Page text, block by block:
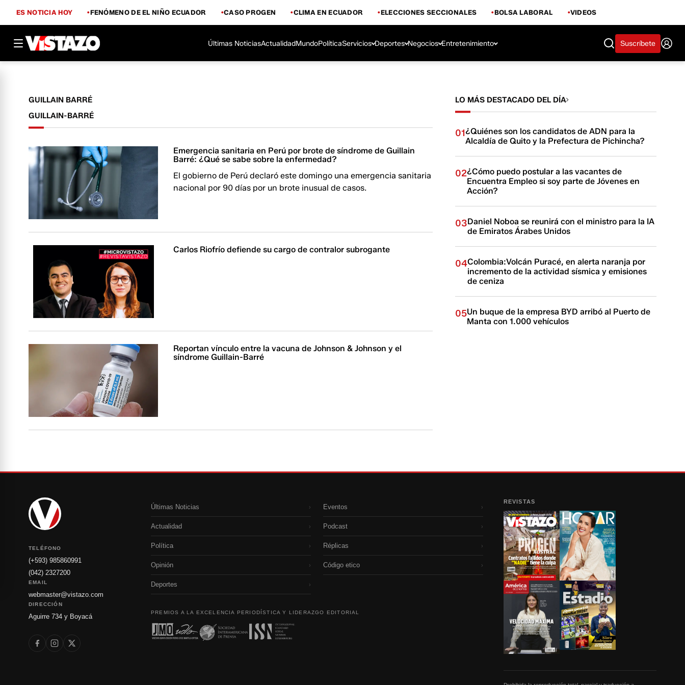
ES NOTICIA HOY FENÓMENO DE EL NIÑO ECUADOR CASO PROGEN CLIMA EN ECUADOR ELECCIONES SECCIONALES BOLSA LABORAL VIDEOS
Últimas NoticiasActualidadMundoPolíticaServicios Deportes Negocios Entretenimiento Suscríbete
GUILLAIN BARRÉ
GUILLAIN-BARRÉ
Emergencia sanitaria en Perú por brote de síndrome de Guillain
Barré: ¿Qué se sabe sobre la enfermedad?
El gobierno de Perú declaró este domingo una emergencia sanitaria
nacional por 90 días por un brote inusual de casos.
Carlos Riofrío defiende su cargo de contralor subrogante
Reportan vínculo entre la vacuna de Johnson & Johnson y el
síndrome Guillain-Barré
LO MÁS DESTACADO DEL DÍA
01¿Quiénes son los candidatos de ADN para la
Alcaldía de Quito y la Prefectura de Pichincha?
02¿Cómo puedo postular a las vacantes de
Encuentra Empleo si soy parte de Jóvenes en
Acción?
03Daniel Noboa se reunirá con el ministro para la IA
de Emiratos Árabes Unidos
04Colombia:Volcán Puracé, en alerta naranja por
incremento de la actividad sísmica y emisiones
de ceniza
05Un buque de la empresa BYD arribó al Puerto de
Manta con 1.000 vehículos
TELÉFONO
(+593) 985860991
(042) 2327200
EMAIL
webmaster@vistazo.com
DIRECCIÓN
Aguirre 734 y Boyacá
Últimas Noticias ›
Actualidad ›
Política ›
Opinión ›
Deportes ›
Eventos ›
Podcast ›
Réplicas ›
Código etico ›
PREMIOS A LA EXCELENCIA PERIODÍSTICA Y LIDERAZGO EDITORIAL
REVISTAS